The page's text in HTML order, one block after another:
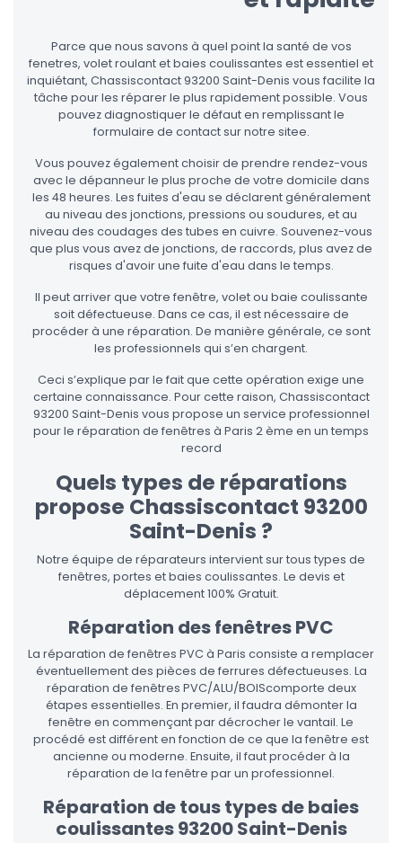
Parce que nous savons à quel point la santé de vos
fenetres, volet roulant et baies coulissantes est essentiel et
inquiétant, Chassiscontact 93200 Saint-Denis vous facilite la
tâche pour les réparer le plus rapidement possible. Vous
pouvez diagnostiquer le défaut en remplissant le
formulaire de contact sur notre sitee.
Vous pouvez également choisir de prendre rendez-vous
avec le dépanneur le plus proche de votre domicile dans
les 48 heures. Les fuites d'eau se déclarent généralement
au niveau des jonctions, pressions ou soudures, et au
niveau des coudages des tubes en cuivre. Souvenez-vous
que plus vous avez de jonctions, de raccords, plus avez de
risques d'avoir une fuite d'eau dans le temps.
Il peut arriver que votre fenêtre, volet ou baie coulissante
soit défectueuse. Dans ce cas, il est nécessaire de
procéder à une réparation. De manière générale, ce sont
les professionnels qui s’en chargent.
Ceci s’explique par le fait que cette opération exige une
certaine connaissance. Pour cette raison, Chassiscontact
93200 Saint-Denis vous propose un service professionnel
pour le réparation de fenêtres à Paris 2 ème en un temps
record
Quels types de réparations
propose Chassiscontact 93200
Saint-Denis ?
Notre équipe de réparateurs intervient sur tous types de
fenêtres, portes et baies coulissantes. Le devis et
déplacement 100% Gratuit.
Réparation des fenêtres PVC
La réparation de fenêtres PVC à Paris consiste a remplacer
éventuellement des pièces de ferrures défectueuses. La
réparation de fenêtres PVC/ALU/BOIScomporte deux
étapes essentielles. En premier, il faudra démonter la
fenêtre en commençant par décrocher le vantail. Le
procédé est différent en fonction de ce que la fenêtre est
ancienne ou moderne. Ensuite, il faut procéder à la
réparation de la fenêtre par un professionnel.
Réparation de tous types de baies
coulissantes 93200 Saint-Denis